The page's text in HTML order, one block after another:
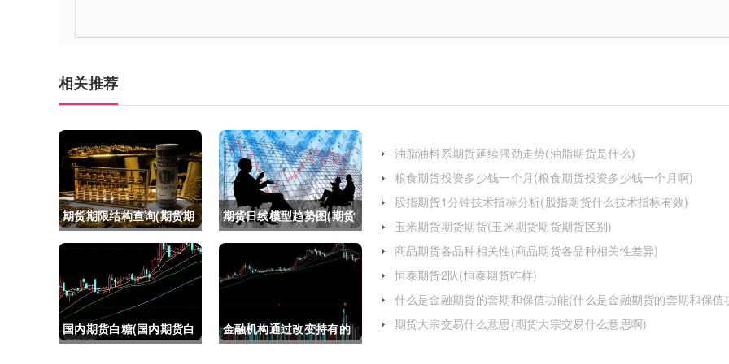
相关推荐
期货期限结构查询(期货期
限结构)
期货日线模型趋势图(期货
日线模型趋势图怎么看)
国内期货白糖(国内期货白
金融机构通过改变持有的
油脂油料系期货延续强劲走势(油脂期货是什么)
粮食期货投资多少钱一个月(粮食期货投资多少钱一个月啊)
股指期货1分钟技术指标分析(股指期货什么技术指标有效)
玉米期货期货期货(玉米期货期货期货区别)
商品期货各品种相关性(商品期货各品种相关性差异)
恒泰期货2队(恒泰期货咋样)
什么是金融期货的套期和保值功能(什么是金融期货的套期和保值
的区别)
期货大宗交易什么意思(期货大宗交易什么意思啊)